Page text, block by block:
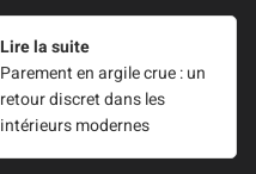
Lire la suite
Parement en argile crue : un
retour discret dans les
intérieurs modernes